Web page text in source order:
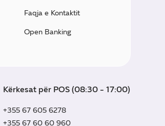
Faqja e Kontaktit
Open Banking
Kërkesat për POS (08:30 - 17:00)
+355 67 605 6278
+355 67 60 60 960